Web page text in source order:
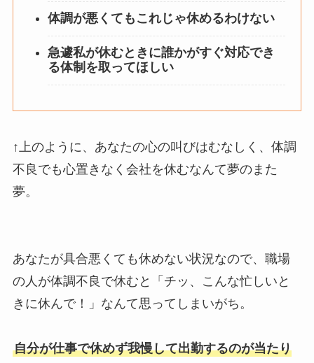
体調が悪くてもこれじゃ休めるわけない
急遽私が休むときに誰かがすぐ対応でき
る体制を取ってほしい
↑上のように、あなたの心の叫びはむなしく、体調
不良でも心置きなく会社を休むなんて夢のまた
夢。
あなたが具合悪くても休めない状況なので、職場
の人が体調不良で休むと「チッ、こんな忙しいと
きに休んで！」なんて思ってしまいがち。
自分が仕事で休めず我慢して出勤するのが当たり